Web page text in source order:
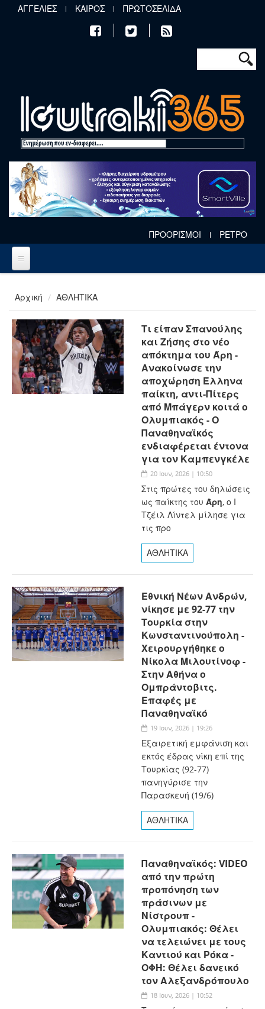
Παράκαμψη προς το κυρίως περιεχόμενο
ΑΓΓΕΛΙΕΣ ΚΑΙΡΟΣ ΠΡΩΤΟΣΕΛΙΔΑ
Φόρμα
Αναζήτηση
ΠΡΟΟΡΙΣΜΟΙ ΡΕΤΡΟ
Αρχική ΑΘΛΗΤΙΚΑ
Τι είπαν Σπανούλης
και Ζήσης στο νέο
απόκτημα του Άρη -
Ανακοίνωσε την
αποχώρηση Έλληνα
παίκτη, αντι-Πίτερς
από Μπάγερν κοιτά ο
Ολυμπιακός - Ο
Παναθηναϊκός
ενδιαφέρεται έντονα
για τον Καμπενγκέλε
20 Ιουν, 2026 | 10:50
Στις πρώτες του δηλώσεις
ως παίκτης του Άρη, ο Ι
Τζέιλ Λίντελ μίλησε για
τις προ
ΑΘΛΗΤΙΚΑ
Εθνική Νέων Ανδρών,
νίκησε με 92-77 την
Τουρκία στην
Κωνσταντινούπολη -
Χειρουργήθηκε ο
Νίκολα Μιλουτίνοφ -
Στην Αθήνα ο
Ομπράντοβιτς.
Επαφές με
Παναθηναϊκό
19 Ιουν, 2026 | 19:26
Εξαιρετική εμφάνιση και
εκτός έδρας νίκη επί της
Τουρκίας (92-77)
πανηγύρισε την
Παρασκευή (19/6)
ΑΘΛΗΤΙΚΑ
Παναθηναϊκός: VIDEO
από την πρώτη
προπόνηση των
πράσινων με
Νίστρουπ -
Ολυμπιακός: Θέλει
να τελειώνει με τους
Καντιού και Ρόκα -
ΟΦΗ: Θέλει δανεικό
τον Αλεξανδρόπουλο
18 Ιουν, 2026 | 10:52